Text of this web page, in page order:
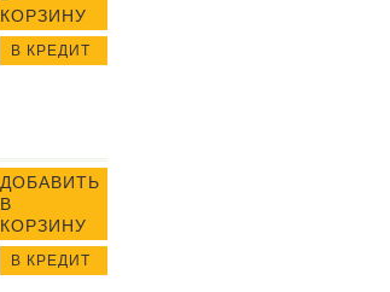
КОРЗИНУ
В КРЕДИТ
ДОБАВИТЬ
В
КОРЗИНУ
В КРЕДИТ